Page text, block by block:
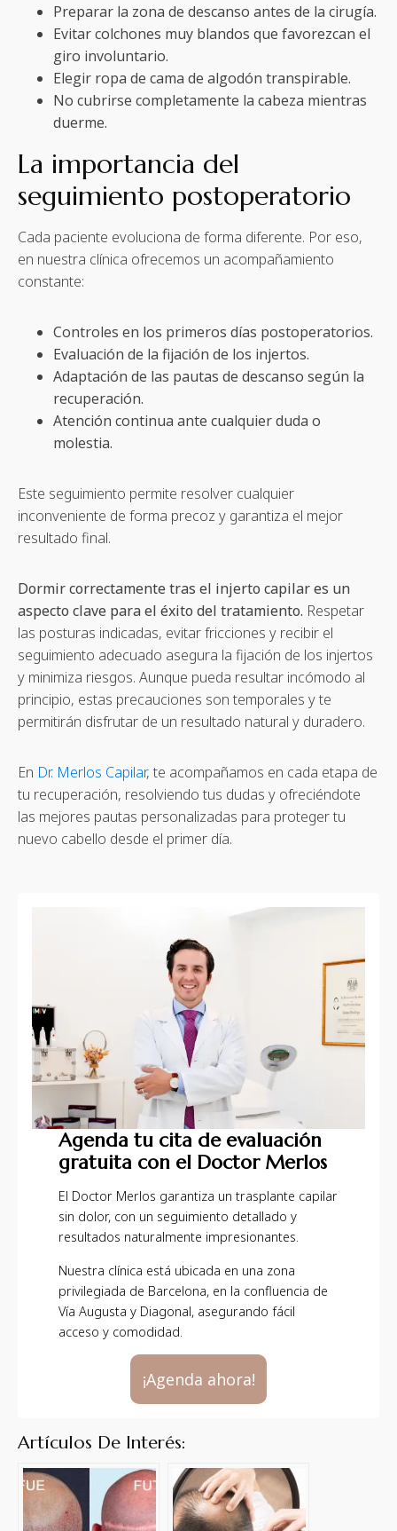
Preparar la zona de descanso antes de la cirugía.
Evitar colchones muy blandos que favorezcan el
giro involuntario.
Elegir ropa de cama de algodón transpirable.
No cubrirse completamente la cabeza mientras
duerme.
La importancia del
seguimiento postoperatorio
Cada paciente evoluciona de forma diferente. Por eso,
en nuestra clínica ofrecemos un acompañamiento
constante:
Controles en los primeros días postoperatorios.
Evaluación de la fijación de los injertos.
Adaptación de las pautas de descanso según la
recuperación.
Atención continua ante cualquier duda o
molestia.
Este seguimiento permite resolver cualquier
inconveniente de forma precoz y garantiza el mejor
resultado final.
Dormir correctamente tras el injerto capilar es un
aspecto clave para el éxito del tratamiento. Respetar
las posturas indicadas, evitar fricciones y recibir el
seguimiento adecuado asegura la fijación de los injertos
y minimiza riesgos. Aunque pueda resultar incómodo al
principio, estas precauciones son temporales y te
permitirán disfrutar de un resultado natural y duradero.
En Dr. Merlos Capilar, te acompañamos en cada etapa de
tu recuperación, resolviendo tus dudas y ofreciéndote
las mejores pautas personalizadas para proteger tu
nuevo cabello desde el primer día.
Agenda tu cita de evaluación
gratuita con el Doctor Merlos
El Doctor Merlos garantiza un trasplante capilar
sin dolor, con un seguimiento detallado y
resultados naturalmente impresionantes.
Nuestra clínica está ubicada en una zona
privilegiada de Barcelona, en la confluencia de
Vía Augusta y Diagonal, asegurando fácil
acceso y comodidad.
¡Agenda ahora!
Artículos De Interés: